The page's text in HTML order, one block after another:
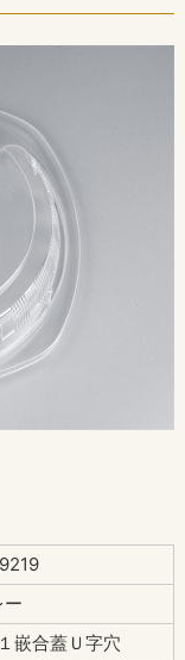
ー
嵌合蓋Ｕ字穴